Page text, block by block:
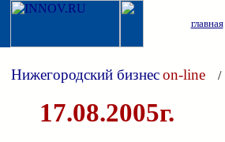
главная
Нижегородский бизнесon-line /
17.08.2005г.